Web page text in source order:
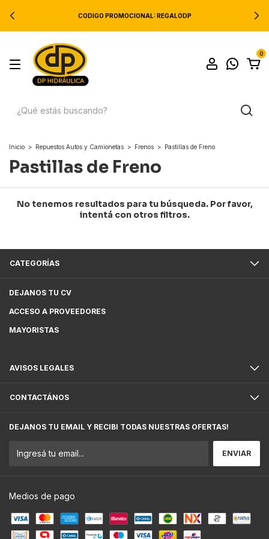
CODIGO PROMOCIONAL: REGALODP
0
Inicio > Repuestos Autos y Camionetas > Frenos > Pastillas de Freno
Pastillas de Freno
No tenemos resultados para tu búsqueda. Por favor,
intentá con otros filtros.
CATEGORÍAS
DEJANOS TU CV
ACCESO A PROVEEDORES
MAYORISTAS
AVISOS LEGALES
CONTACTÁNOS
DEJANOS TU EMAIL Y RECIBI TODAS NUESTRAS OFERTAS!
Medios de pago